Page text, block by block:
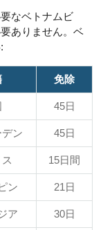
なベトナムビ
ありません。ベ
免除
45日
ン 45日
15日間
ン 21日
ア 30日